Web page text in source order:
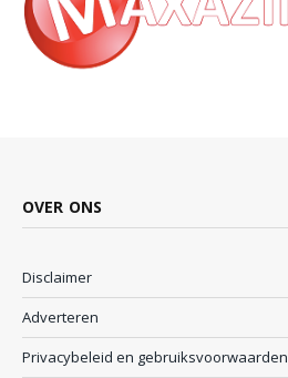
OVER ONS
Disclaimer
Adverteren
Privacybeleid en gebruiksvoorwaarden